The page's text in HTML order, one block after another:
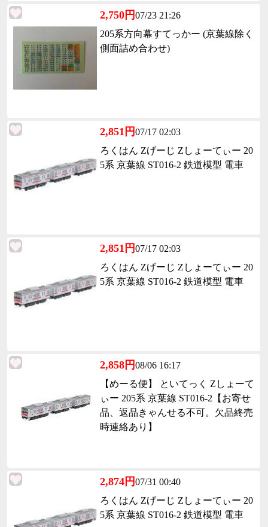
2,750円07/23 21:26
205系方向幕すてっかー (京葉線除く
側面詰め合わせ)
2,851円07/17 02:03
ろくはん Zげーじ Zしょーてぃー 20
5系 京葉線 ST016-2 鉄道模型 電車
2,851円07/17 02:03
ろくはん Zげーじ Zしょーてぃー 20
5系 京葉線 ST016-2 鉄道模型 電車
2,858円08/06 16:17
【めーる便】 といてっく Zしょーて
ぃー 205系 京葉線 ST016-2【お寄せ
品、返品きゃんせる不可。欠品終売
時連絡あり】
2,874円07/31 00:40
ろくはん Zげーじ Zしょーてぃー 20
5系 京葉線 ST016-2 鉄道模型 電車